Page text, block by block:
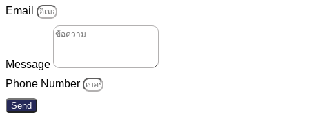
Email
Message
Phone Number
Send